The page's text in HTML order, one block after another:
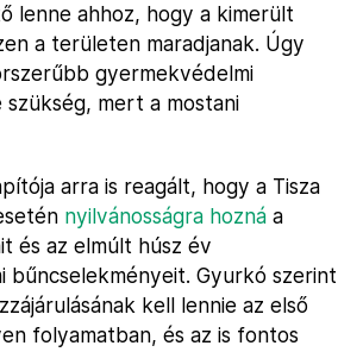
lenne ahhoz, hogy a kimerült
a területen maradjanak. Úgy
gyermekvédelmi
mert a mostani
arra is reagált, hogy a Tisza
nyilvánosságra hozná a
és az elmúlt húsz év
bűncselekményeit. Gyurkó szerint
kell lennie az első
folyamatban, és az is fontos